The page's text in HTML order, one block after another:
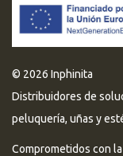
© 2026 Inphinita
Distribuidores de
peluquería, uñas y
Comprometidos con